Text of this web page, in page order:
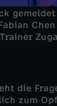
die
zum